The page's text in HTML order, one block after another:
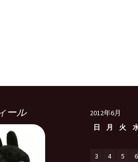
ール
2012年6月
日
月 火
3
4 5 6